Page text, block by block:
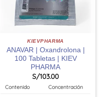
KIEVPHARMA
ANAVAR | Oxandrolona |
100 Tabletas | KIEV
PHARMA
S/103.00
Contenido Concentración